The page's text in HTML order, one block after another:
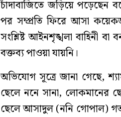
চাঁদাবাজিতে জড়িয়ে পড়েছেন
পর সম্প্রতি ফিরে আসা
সংশ্লিষ্ট আইনশৃঙ্খলা বাহিনী
বক্তব্য পাওয়া যায়নি।
অভিযোগ সূত্রে জানা গেছে,
ছেলে ননে সানা, লোকমানের
ছেলে আসাদুল (ননি গোপাল) গত